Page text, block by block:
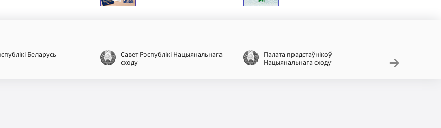
Беларусь
Савет Рэспублікі Нацыянальнага
сходу
Палата прадстаўнікоў
Нацыянальнага сходу